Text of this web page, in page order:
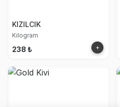
KIZILCIK
Kilogram
238 ₺ +